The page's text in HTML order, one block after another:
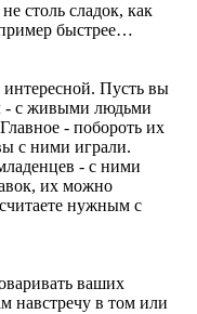
столь сладок, как
быстрее…
Пусть вы
- с живыми людьми
- побороть их
с ними играли.
- с ними
их можно
нужным с
ваших
навстречу в том или